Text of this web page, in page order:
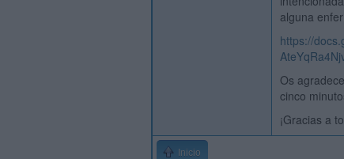
alguna
https://
Os
cinco
¡Gracias a
Inicio